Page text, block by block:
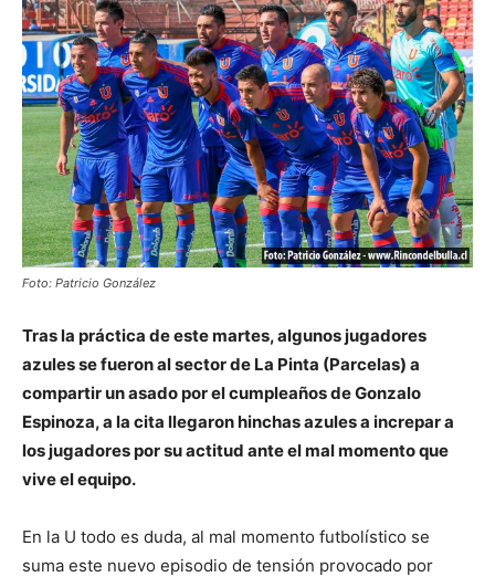
Foto: Patricio González
Tras la práctica de este martes, algunos jugadores
azules se fueron al sector de La Pinta (Parcelas) a
compartir un asado por el cumpleaños de Gonzalo
Espinoza, a la cita llegaron hinchas azules a increpar a
los jugadores por su actitud ante el mal momento que
vive el equipo.
En la U todo es duda, al mal momento futbolístico se
suma este nuevo episodio de tensión provocado por